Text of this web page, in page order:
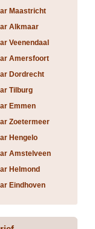
Maastricht
Alkmaar
Veenendaal
Amersfoort
Dordrecht
Tilburg
Emmen
Zoetermeer
Hengelo
Amstelveen
Helmond
Eindhoven